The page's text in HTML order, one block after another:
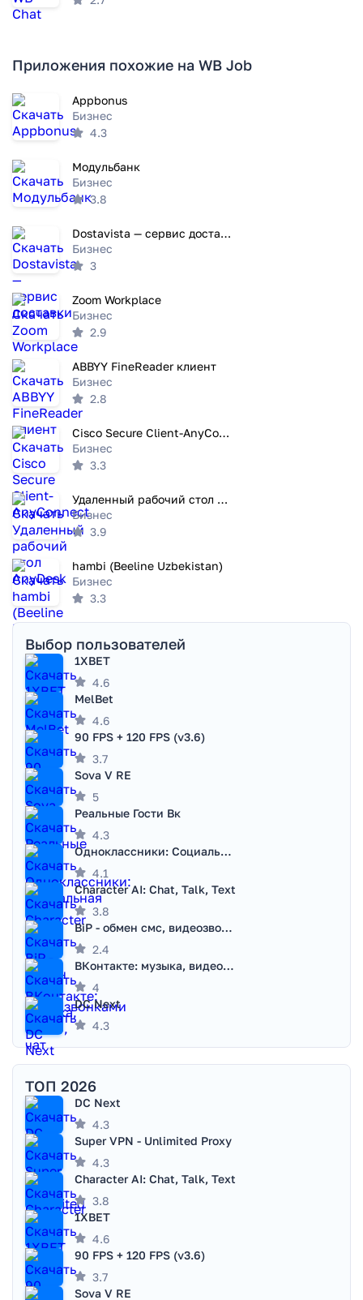
Приложения похожие на WB Job
Appbonus
Бизнес
4.3
Модульбанк
Бизнес
3.8
Dostavista — сервис доставки
Бизнес
3
Zoom Workplace
Бизнес
2.9
ABBYY FineReader клиент
Бизнес
2.8
Cisco Secure Client-AnyConnect
Бизнес
3.3
Удаленный рабочий стол AnyDesk
Бизнес
3.9
hambi (Beeline Uzbekistan)
Бизнес
3.3
Выбор пользователей
1XBET
4.6
MelBet
4.6
90 FPS + 120 FPS (v3.6)
3.7
Sova V RE
5
Реальные Гости Вк
4.3
Одноклассники: Социальная сеть
4.1
Character AI: Chat, Talk, Text
3.8
BiP - обмен смс, видеозвонками
2.4
ВКонтакте: музыка, видео, чат
4
DC Next
4.3
ТОП 2026
DC Next
4.3
Super VPN - Unlimited Proxy
4.3
Character AI: Chat, Talk, Text
3.8
1XBET
4.6
90 FPS + 120 FPS (v3.6)
3.7
Sova V RE